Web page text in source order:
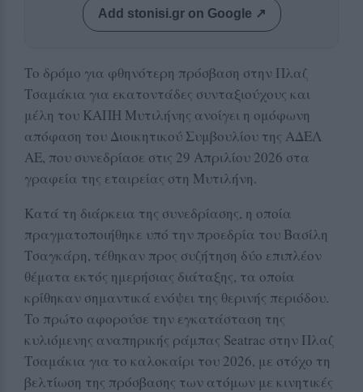
Add stonisi.gr on Google ↗
Το δρόμο για φθηνότερη πρόσβαση στην Πλαζ
Τσαμάκια για εκατοντάδες συνταξιούχους και
μέλη του ΚΑΠΗ Μυτιλήνης ανοίγει η ομόφωνη
απόφαση του Διοικητικού Συμβουλίου της ΑΔΕΛ
ΑΕ, που συνεδρίασε στις 29 Απριλίου 2026 στα
γραφεία της εταιρείας στη Μυτιλήνη.
Κατά τη διάρκεια της συνεδρίασης, η οποία
πραγματοποιήθηκε υπό την προεδρία του Βασίλη
Τσαγκάρη, τέθηκαν προς συζήτηση δύο επιπλέον
θέματα εκτός ημερήσιας διάταξης, τα οποία
κρίθηκαν σημαντικά ενόψει της θερινής περιόδου.
Το πρώτο αφορούσε την εγκατάσταση της
κυλιόμενης αναπηρικής ράμπας Seatrac στην Πλαζ
Τσαμάκια για το καλοκαίρι του 2026, με στόχο τη
βελτίωση της πρόσβασης των ατόμων με κινητικές